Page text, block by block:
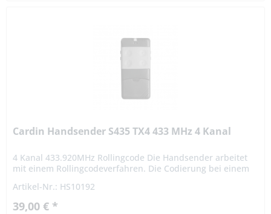
Cardin Handsender S435 TX4 433 MHz 4 Kanal
4 Kanal 433.920MHz Rollingcode Die Handsender arbeitet
mit einem Rollingcodeverfahren. Die Codierung bei einem
nach...
Artikel-Nr.: HS10192
39,00 € *